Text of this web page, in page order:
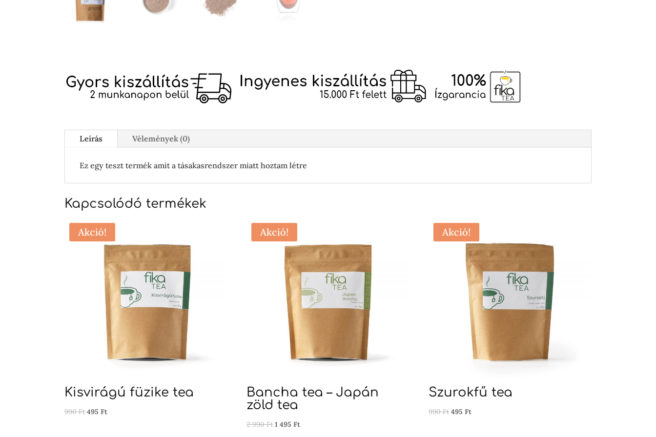
Leírás Vélemények (0)
Ez egy teszt termék amit a tásakasrendszer miatt hoztam létre
Kapcsolódó termékek
Akció!
Kisvirágú füzike tea
990Ft Original
495 FtCurrent
Akció!
Bancha tea – Japán
zöld tea
2 990Ft Original
1 495FtCurrent
Akció!
Szurokfű tea
990Ft Original
495FtCurrent